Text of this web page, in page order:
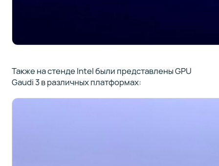
Также на стенде Intel были представлены GPU
Gaudi 3 в различных платформах: